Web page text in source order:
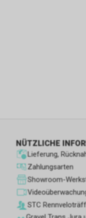
NÜTZLICHE
Lieferung,
Zahlungsarten
Showroom-
STC